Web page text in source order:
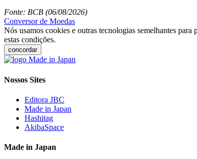
Fonte: BCB (06/08/2026)
Conversor de Moedas
Nós usamos cookies e outras tecnologias semelhantes
estas condições.
concordar
Nossos Sites
Editora JBC
Made in Japan
Hashitag
AkibaSpace
Made in Japan